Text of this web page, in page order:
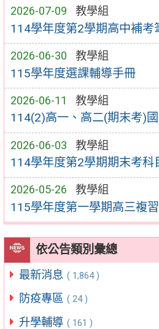
2026-07-09 教學組
114學年度第2學期高中補考
2026-06-30 教學組
115學年度選課輔導手冊
2026-06-11 教學組
114(2)高一、高二(期末考)
2026-06-03 教學組
114學年度第2學期期末考科
2026-05-26 教學組
115學年度第一學期高三複
依公告類別彙總
最新消息 ( 1,864 )
防疫專區 ( 24 )
升學輔導 ( 161 )